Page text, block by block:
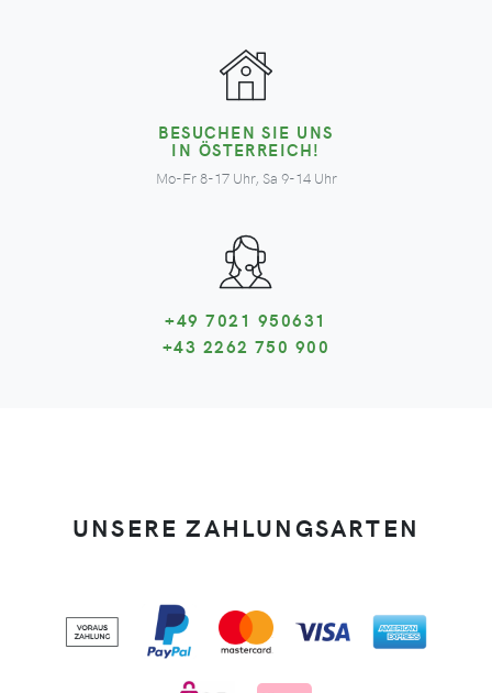
BESUCHEN SIE UNS
IN ÖSTERREICH!
Mo-Fr 8-17 Uhr, Sa 9-14 Uhr
+49 7021 950631
+43 2262 750 900
UNSERE ZAHLUNGSARTEN